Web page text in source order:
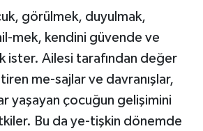
görülmek, duyulmak,
mek, kendini güvende ve
ister. Ailesi tarafından değer
me-sajlar ve davranışlar,
yaşayan çocuğun gelişimini
Bu da ye-tişkin dönemde